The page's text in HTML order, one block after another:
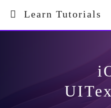
Learn Tutorials